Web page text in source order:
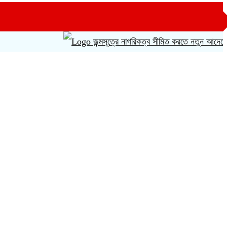
জন্মসূত্রে নাগরিকত্ব সীমিত করতে নতুন আদেশে স্বাক্ষর